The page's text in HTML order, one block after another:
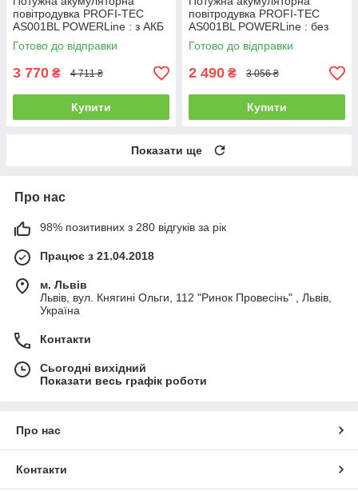
повітродувка PROFI-TEC
AS001BL POWERLine : з АКБ
20 V 4.0 Аh (007954)
Готово до відправки
3 770 ₴ 4 711 ₴
Купити
повітродувка PROFI-TEC
AS001BL POWERLine : без
АКБ, 200 м/с
Готово до відправки
2 490 ₴ 3 056 ₴
Купити
Показати ще
Про нас
98% позитивних з 280 відгуків за рік
Працює з 21.04.2018
м. Львів
Львів, вул. Княгині Ольги, 112 "Ринок Провесінь" , Львів,
Україна
Контакти
Сьогодні вихідний
Показати весь графік роботи
Про нас
Контакти